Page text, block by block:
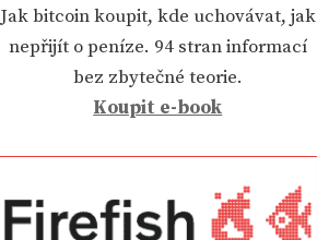
Jak bitcoin koupit, kde uchovávat, jak
nepřijít o peníze. 94 stran informací
bez zbytečné teorie.
Koupit e-book